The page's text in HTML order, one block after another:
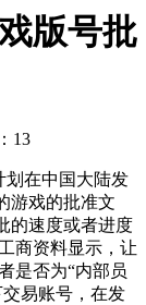
版号批
13
在中国大陆发
游戏的批准文
的速度或者进度
商资料显示，让
是否为“内部员
易账号，在发